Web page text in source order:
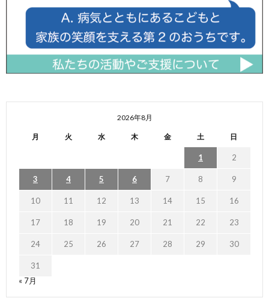
2026年8月
月 火 水 木 金 土 日
1 2
3 4 5 6 7 8 9
10 11 12 13 14 15 16
17 18 19 20 21 22 23
24 25 26 27 28 29 30
31
« 7月